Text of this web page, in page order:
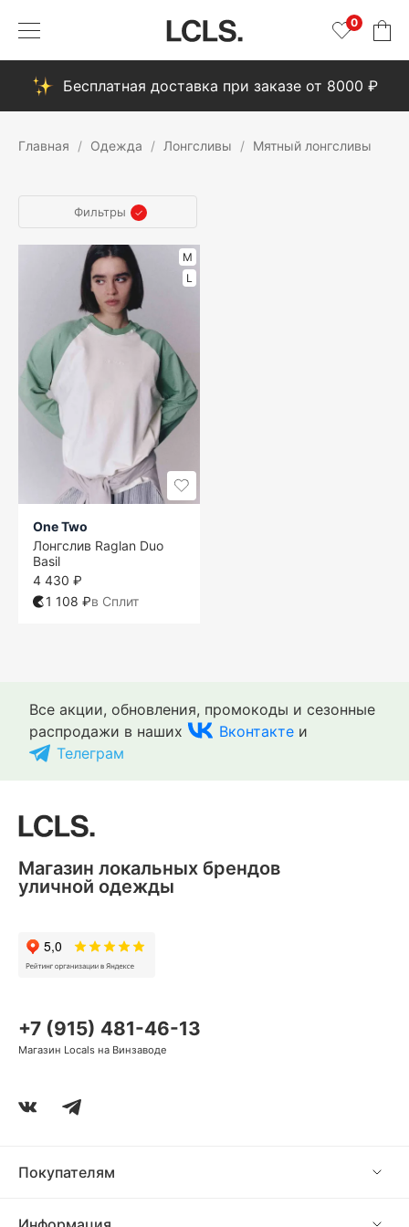
0
Бесплатная доставка при заказе от 8000 ₽
Главная Одежда Лонгсливы Мятный лонгсливы
Фильтры
M
L
One Two
Лонгслив Raglan Duo
Basil
4 430 ₽
1 108 ₽в Сплит
Все акции, обновления, промокоды и сезонные
распродажи в наших
Вконтакте и
Телеграм
Покупателям
+7 (915) 481-46-13
Магазин Locals на Винзаводе
Магазин локальных брендов
уличной одежды